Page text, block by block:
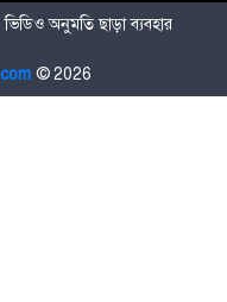
অনুমতি ছাড়া ব্যবহার
©2026